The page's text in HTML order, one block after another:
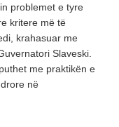
problemet e tyre
kritere më të
krahasuar me
Slaveski.
me praktikën e
në